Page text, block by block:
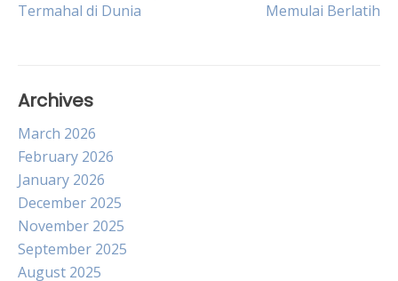
navigation
Termahal di Dunia
Memulai Berlatih
Archives
March 2026
February 2026
January 2026
December 2025
November 2025
September 2025
August 2025